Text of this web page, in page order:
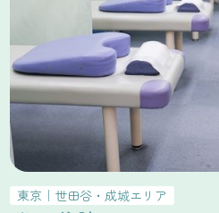
東京 ｜ 世田谷・成城エリア